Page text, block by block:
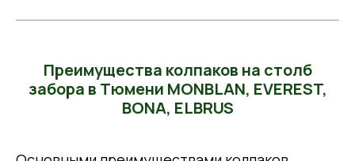
Преимущества колпаков на столб
забора в Тюмени MONBLAN, EVEREST,
BONA, ELBRUS